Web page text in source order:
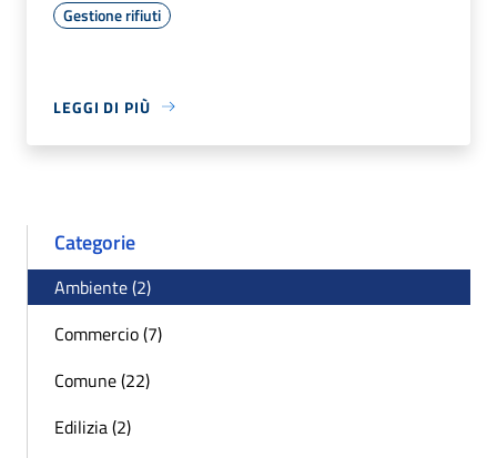
Gestione rifiuti
LEGGI DI PIÙ
Categorie
Ambiente (2)
Commercio (7)
Comune (22)
Edilizia (2)